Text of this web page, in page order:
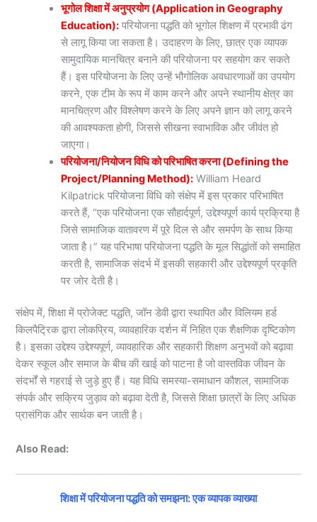
भूगोल शिक्षा में अनुप्रयोग (Application in Geography
Education): परियोजना पद्धति को भूगोल शिक्षण में प्रभावी ढंग
से लागू किया जा सकता है। उदाहरण के लिए, छात्र एक व्यापक
सामुदायिक मानचित्र बनाने की परियोजना पर सहयोग कर सकते
हैं। इस परियोजना के लिए उन्हें भौगोलिक अवधारणाओं का उपयोग
करने, एक टीम के रूप में काम करने और अपने स्थानीय क्षेत्र का
मानचित्रण और विश्लेषण करने के लिए अपने ज्ञान को लागू करने
की आवश्यकता होगी, जिससे सीखना स्वाभाविक और जीवंत हो
जाएगा।
परियोजना/नियोजन विधि को परिभाषित करना (Defining the
Project/Planning Method): William Heard
Kilpatrick परियोजना विधि को संक्षेप में इस प्रकार परिभाषित
करते हैं, “एक परियोजना एक सौहार्दपूर्ण, उद्देश्यपूर्ण कार्य प्रक्रिया है
जिसे सामाजिक वातावरण में पूरे दिल से और समर्पण के साथ किया
जाता है।” यह परिभाषा परियोजना पद्धति के मूल सिद्धांतों को समाहित
करती है, सामाजिक संदर्भ में इसकी सहकारी और उद्देश्यपूर्ण प्रकृति
पर जोर देती है।
संक्षेप में, शिक्षा में प्रोजेक्ट पद्धति, जॉन डेवी द्वारा स्थापित और विलियम हर्ड
किलपैट्रिक द्वारा लोकप्रिय, व्यावहारिक दर्शन में निहित एक शैक्षणिक दृष्टिकोण
है। इसका उद्देश्य उद्देश्यपूर्ण, व्यावहारिक और सहकारी शिक्षण अनुभवों को बढ़ावा
देकर स्कूल और समाज के बीच की खाई को पाटना है जो वास्तविक जीवन के
संदर्भों से गहराई से जुड़े हुए हैं। यह विधि समस्या-समाधान कौशल, सामाजिक
संपर्क और सक्रिय जुड़ाव को बढ़ावा देती है, जिससे शिक्षा छात्रों के लिए अधिक
प्रासंगिक और सार्थक बन जाती है।
Also Read:
शिक्षा में परियोजना पद्धति को समझना: एक व्यापक व्याख्या